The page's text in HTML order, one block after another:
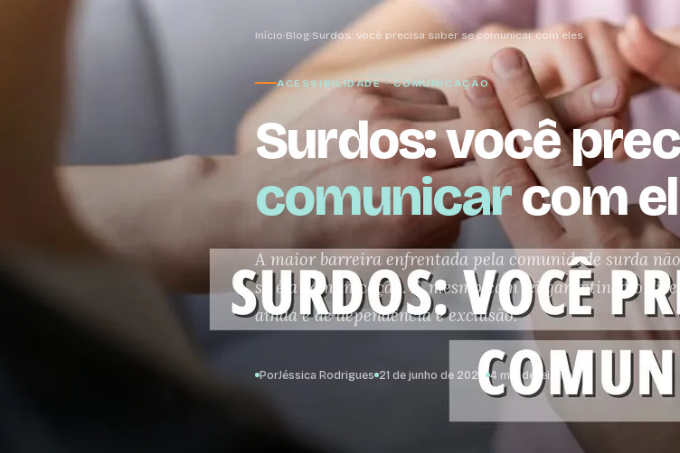
Início›Blog›Surdos: você precisa saber se comunicar com eles
ACESSIBILIDADE · COMUNICAÇÃO
Surdos: você
comunicarcom
A maior barreira enfrentada pela comunidade surda
si, é a comunicação. E, mesmo com lei garantindo o
ainda é de dependência e exclusão.
PorJéssica Rodrigues 21 de junho de 2022 4 min de leitura